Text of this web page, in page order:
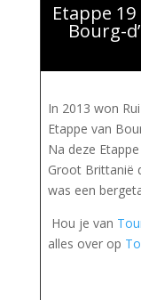
Etappe
Bourg-
In 2013 won
Etappe van
Na deze
Groot Brittanië
was een
Hou je van
alles over op